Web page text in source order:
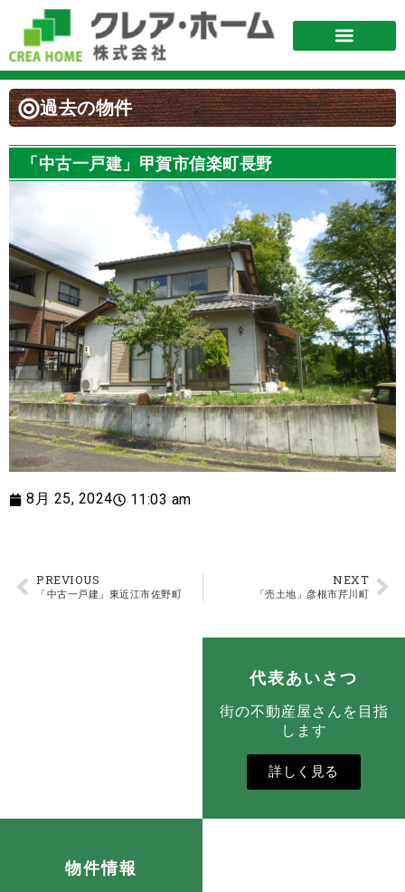
過去の物件
「中古一戸建」甲賀市信楽町長野
8月 25, 2024 11:03 am
PREVIOUS
「中古一戸建」東近江市佐野町
NEXT
「売土地」彦根市芹川町
代表あいさつ
街の不動産屋さんを目指
します
詳しく見る
物件情報